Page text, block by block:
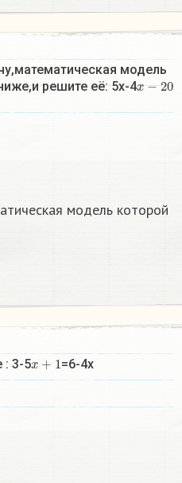
модель
решите её: 5x-4x −
20
модель которой
: 3-5x + 1 =6-4x